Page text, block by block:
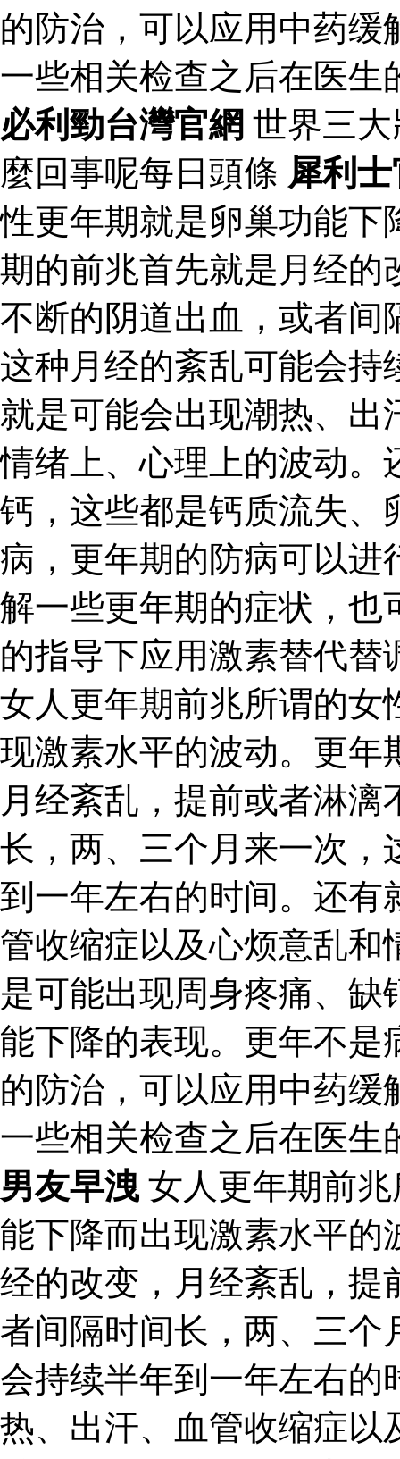
的防治，可以应用中药
一些相关检查之后在医生
必利勁台灣官網 世界三
麼回事呢每日頭條 犀利
性更年期就是卵巢功能下
期的前兆首先就是月经的
不断的阴道出血，或者间
这种月经的紊乱可能会持
就是可能会出现潮热、出
情绪上、心理上的波动。
钙，这些都是钙质流失、
病，更年期的防病可以进
解一些更年期的症状，也
的指导下应用激素替代
女人更年期前兆所谓的女
现激素水平的波动。更年
月经紊乱，提前或者淋
长，两、三个月来一次，
到一年左右的时间。还有
管收缩症以及心烦意乱和
是可能出现周身疼痛、
能下降的表现。更年不是
的防治，可以应用中药
一些相关检查之后在医生
男友早洩 女人更年期前
能下降而出现激素水平的
经的改变，月经紊乱，提
者间隔时间长，两、三个
会持续半年到一年左右的
热、出汗、血管收缩症以